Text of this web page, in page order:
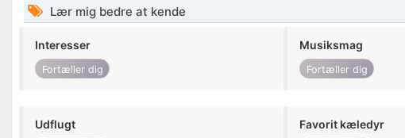
Lær mig bedre at kende
Interesser
Fortæller dig
Musiksmag
Fortæller dig
Udflugt Favorit kæledyr